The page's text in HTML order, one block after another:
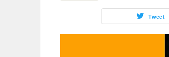
Tweet